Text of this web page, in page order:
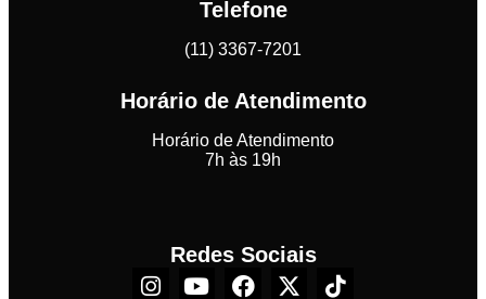
Telefone
(11) 3367-7201
Horário de Atendimento
Horário de Atendimento
7h às 19h
Redes Sociais